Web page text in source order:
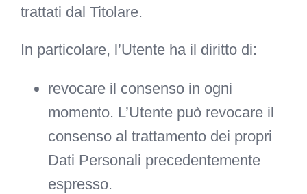
trattati dal Titolare.
In particolare, l’Utente ha il diritto di:
revocare il consenso in ogni
momento. L’Utente può revocare il
consenso al trattamento dei propri
Dati Personali precedentemente
espresso.